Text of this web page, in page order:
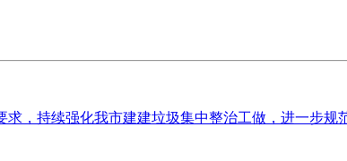
，持续强化我市建建垃圾集中整治工做，进一步规